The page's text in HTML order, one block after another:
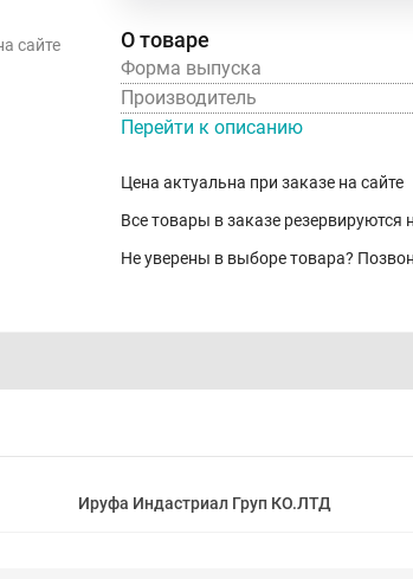
сайте О товаре
Форма выпуска
Производитель
Перейти к описанию
Цена актуальна при заказе на сайте
Все товары в заказе резервируются
Не уверены в выборе товара?
Ируфа Индастриал Груп КО.ЛТД